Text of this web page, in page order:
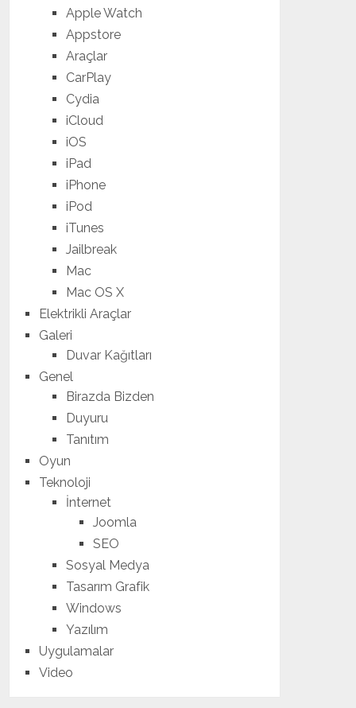
Apple Watch
Appstore
Araçlar
CarPlay
Cydia
iCloud
iOS
iPad
iPhone
iPod
iTunes
Jailbreak
Mac
Mac OS X
Elektrikli Araçlar
Galeri
Duvar Kağıtları
Genel
Birazda Bizden
Duyuru
Tanıtım
Oyun
Teknoloji
İnternet
Joomla
SEO
Sosyal Medya
Tasarım Grafik
Windows
Yazılım
Uygulamalar
Video